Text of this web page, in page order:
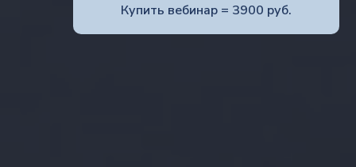
Купить вебинар = 3900 руб.